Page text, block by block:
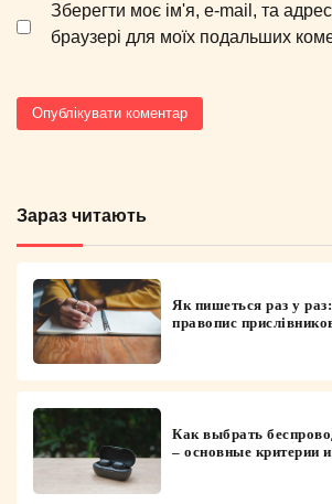
Зберегти моє ім'я, e-mail, та
браузері для моїх подальших
Зараз читають
Як пишеться раз у
правопис
Как выбрать
– основные критерии